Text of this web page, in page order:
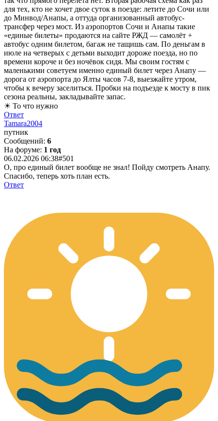
для тех, кто не хочет двое суток в поезде: летите до Сочи или
до Минвод/Анапы, а оттуда организованный автобус-
трансфер через мост. Из аэропортов Сочи и Анапы такие
«единые билеты» продаются на сайте РЖД — самолёт +
автобус одним билетом, багаж не тащишь сам. По деньгам в
июле на четверых с детьми выходит дороже поезда, но по
времени короче и без ночёвок сидя. Мы своим гостям с
маленькими советуем именно единый билет через Анапу —
дорога от аэропорта до Ялты часов 7-8, выезжайте утром,
чтобы к вечеру заселиться. Пробки на подъезде к мосту в пик
сезона реальны, закладывайте запас.
☀ То что нужно
Ответ
Tamara2004
путник
Сообщений: 6
На форуме: 1 год
06.02.2026 06:38#501
О, про единый билет вообще не знал! Пойду смотреть Анапу.
Спасибо, теперь хоть план есть.
Ответ